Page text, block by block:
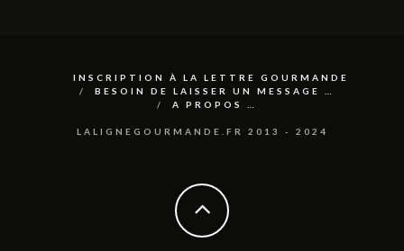
INSCRIPTION À LA LETTRE GOURMANDE
BESOIN DE LAISSER UN MESSAGE …
A PROPOS …
LALIGNEGOURMANDE.FR 2013 - 2024